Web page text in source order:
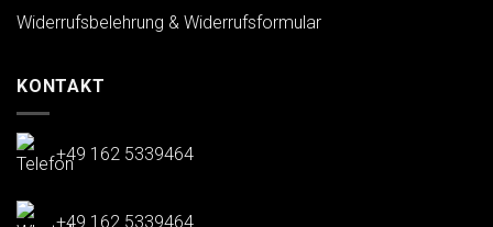
Widerrufsbelehrung & Widerrufsformular
KONTAKT
+49 162 5339464
+49 162 5339464